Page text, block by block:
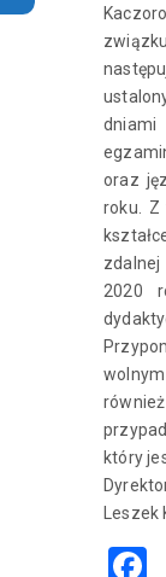
oraz
roku. Z
2020
który